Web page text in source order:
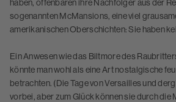
haben, offenbaren ihre Nachfolger aus der
sogenannten McMansions, eine viel
amerikanischen Oberschichten: Sie haben
Ein Anwesen wie das Biltmore des
könnte man wohl als eine Art nostalgische
betrachten. (Die Tage von Versailles und
vorbei, aber zum Glück können sie durch die